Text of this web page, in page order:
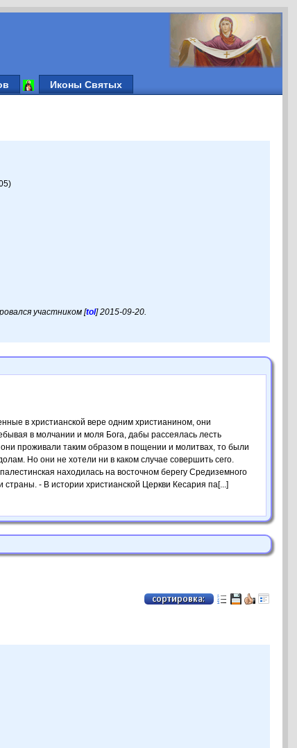
Иконы Святых
участником [tol] 2015-09-20.
в христианской вере одним христианином, они
в молчании и моля Бога, дабы рассеялась лесть
проживали таким образом в пощении и молитвах, то были
Но они не хотели ни в каком случае совершить сего.
находилась на восточном берегу Средиземного
- В истории христианской Церкви Кесария па[...]